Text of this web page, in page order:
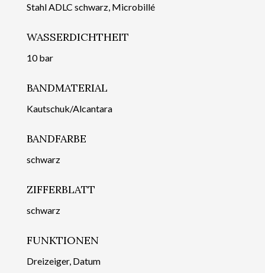
Stahl ADLC schwarz, Microbillé
WASSERDICHTHEIT
10 bar
BANDMATERIAL
Kautschuk/Alcantara
BANDFARBE
schwarz
ZIFFERBLATT
schwarz
FUNKTIONEN
Dreizeiger, Datum